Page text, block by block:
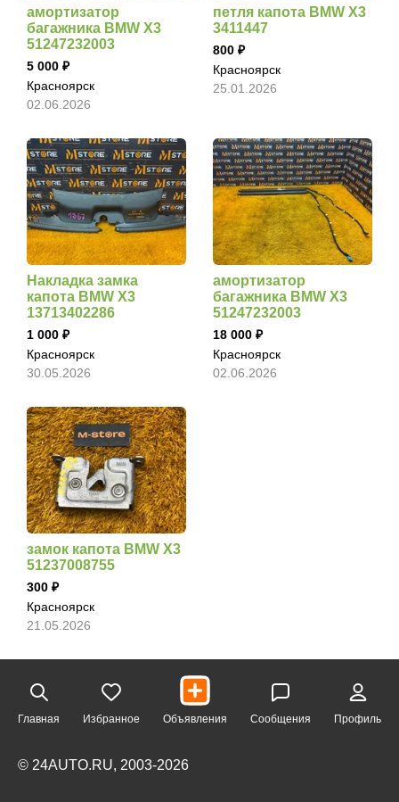
амортизатор
багажника BMW X3
51247232003
5 000
Красноярск
02.06.2026
петля капота BMW X3
3411447
800
Красноярск
25.01.2026
Накладка замка
капота BMW X3
13713402286
1 000
Красноярск
30.05.2026
амортизатор
багажника BMW X3
51247232003
18 000
Красноярск
02.06.2026
замок капота BMW X3
51237008755
300
Красноярск
21.05.2026
Главная Избранное Объявления Сообщения Профиль
© 24AUTO.RU, 2003-2026